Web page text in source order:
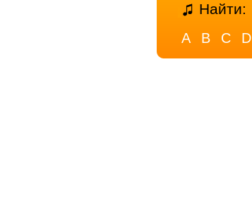
Найти:
A B C D